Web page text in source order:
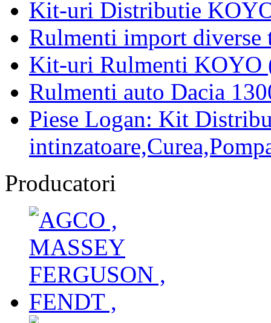
Kit-uri Distributie
Rulmenti import
Kit-uri Rulmenti KOYO
Rulmenti auto Dacia
Piese Logan: Kit
Producatori